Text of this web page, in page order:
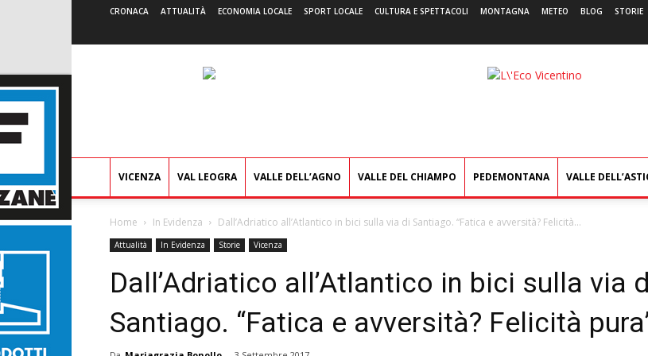
CRONACA ATTUALITÀ ECONOMIA LOCALE SPORT LOCALE CULTURA E SPETTACOLI MONTAGNA METEO BLOG STORIE
L'Eco
VICENZA VAL LEOGRA VALLE DELL’AGNO VALLE DEL CHIAMPO PEDEMONTANA VALLE
Home In Evidenza Dall’Adriatico all’Atlantico in bici sulla via di Santiago. “Fatica e avversità? Felicità...
Attualità In Evidenza Storie Vicenza
Dall’Adriatico all’Atlantico in bici sulla via
Santiago. “Fatica e avversità? Felicità